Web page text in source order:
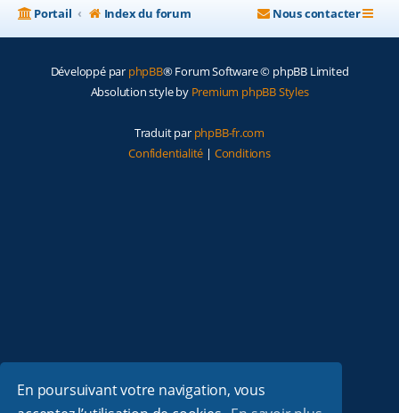
En poursuivant votre navigation, vous
Portail Index du forum Nous contacter
Développé par phpBB® Forum Software © phpBB Limited
Absolution style by Premium phpBB Styles
Traduit par phpBB-fr.com
Confidentialité | Conditions